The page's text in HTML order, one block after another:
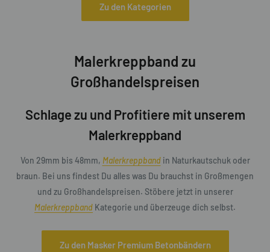
Zu den Kategorien
Malerkreppband zu
Großhandelspreisen
Schlage zu und Profitiere mit unserem
Malerkreppband
Von 29mm bis 48mm, Malerkreppbandin Naturkautschuk oder
braun. Bei uns findest Du alles was Du brauchst in Großmengen
und zu Großhandelspreisen. Stöbere jetzt in unserer
Malerkreppband Kategorie und überzeuge dich selbst.
Zu den Masker Premium Betonbändern